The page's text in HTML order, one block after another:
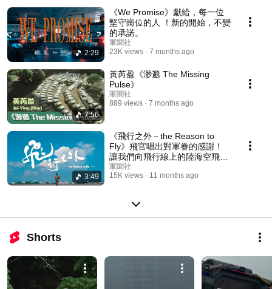
2:29
《We Promise》獻給，每一位
堅守崗位的人 ！新的開始，不變
的承諾。
軍聞社
23K views
7 months ago
7:56
黃芮盈《渺邈 The Missing
Pulse》
軍聞社
889 views
7 months ago
3:49
《飛行之外－the Reason to
Fly》飛官唱出對軍眷的感謝！
讓我們向飛行線上的陸海空飛官
們，致上最崇高的敬意！ #飛官
#空軍 #海航 #陸航
軍聞社
15K views
11 months ago
Shorts